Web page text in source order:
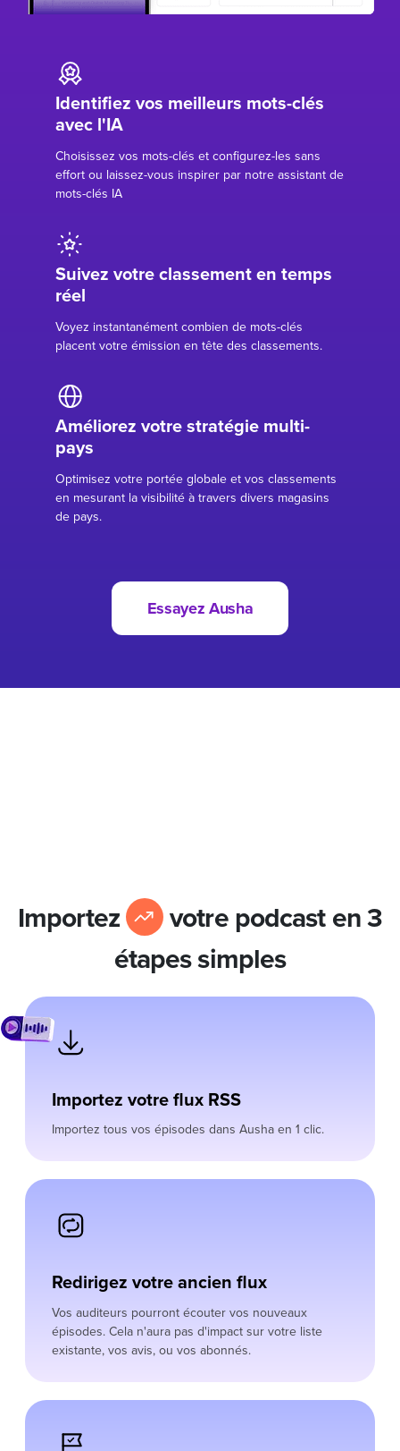
Identifiez vos meilleurs mots-clés
avec l'IA
Choisissez vos mots-clés et configurez-les sans
effort ou laissez-vous inspirer par notre assistant de
mots-clés IA
Suivez votre classement en temps
réel
Voyez instantanément combien de mots-clés
placent votre émission en tête des classements.
Améliorez votre stratégie multi-
pays
Optimisez votre portée globale et vos classements
en mesurant la visibilité à travers divers magasins
de pays.
Essayez Ausha
Importez
votre podcast en 3
étapes simples
Importez votre flux RSS
Importez tous vos épisodes dans Ausha en 1 clic.
Redirigez votre ancien flux
Vos auditeurs pourront écouter vos nouveaux
épisodes. Cela n'aura pas d'impact sur votre liste
existante, vos avis, ou vos abonnés.